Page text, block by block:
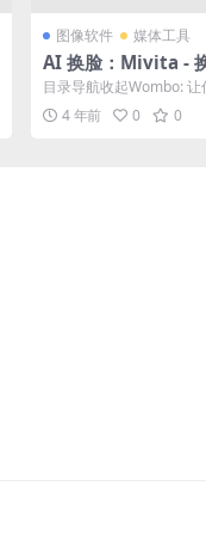
图像软件 媒体工具
AI 换脸：Mivita -
频编辑器 v1.0.5 +
o: 让你自己唱歌
Voilà AI Artist 卡
目录导航收起Wombo: 让
唱歌Voilà AI Artist – Pho...
4 年前 0 0